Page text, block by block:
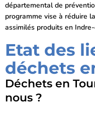
départemental de
programme vise à réduire
assimilés produits en
Etat des
déchets
Déchets en
nous ?